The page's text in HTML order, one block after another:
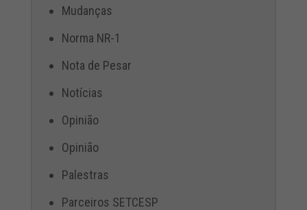
Mudanças
Norma NR-1
Nota de Pesar
Notícias
Opinião
Opinião
Palestras
Parceiros SETCESP